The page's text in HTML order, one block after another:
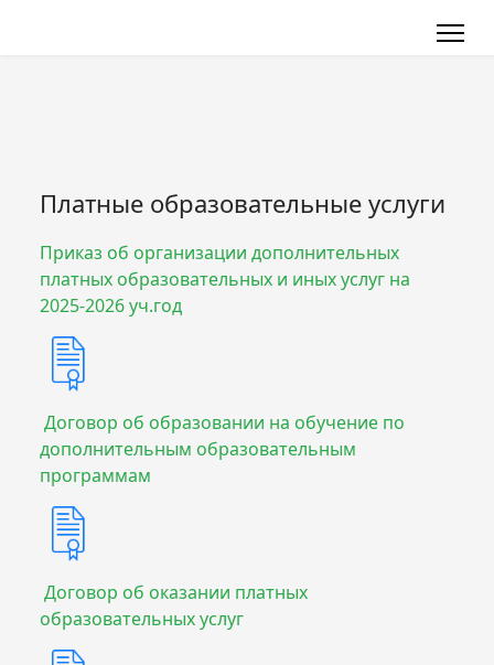
Платные образовательные услуги
Приказ об организации дополнительных
платных образовательных и иных услуг на
2025-2026 уч.год
Договор об образовании на обучение по
дополнительным образовательным
программам
Договор об оказании платных
образовательных услуг